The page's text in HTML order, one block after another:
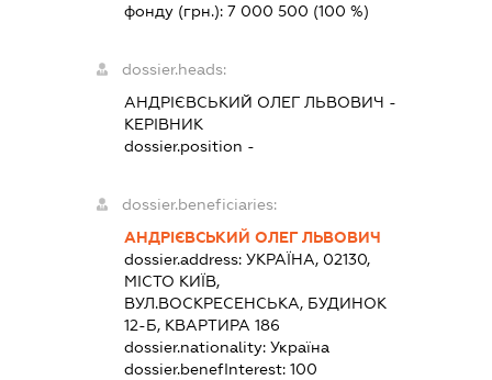
фонду (грн.):7 000 500 (100 %)
dossier.heads:
АНДРІЄВСЬКИЙ ОЛЕГ ЛЬВОВИЧ -
КЕРІВНИК
dossier.position -
dossier.beneficiaries:
АНДРІЄВСЬКИЙ ОЛЕГ ЛЬВОВИЧ
dossier.address:УКРАЇНА, 02130,
МІСТО КИЇВ,
ВУЛ.ВОСКРЕСЕНСЬКА, БУДИНОК
12-Б, КВАРТИРА 186
dossier.nationality:Україна
dossier.benefInterest:100